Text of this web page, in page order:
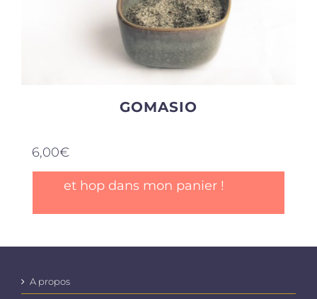
GOMASIO
6,00€
et hop dans mon panier !
A propos